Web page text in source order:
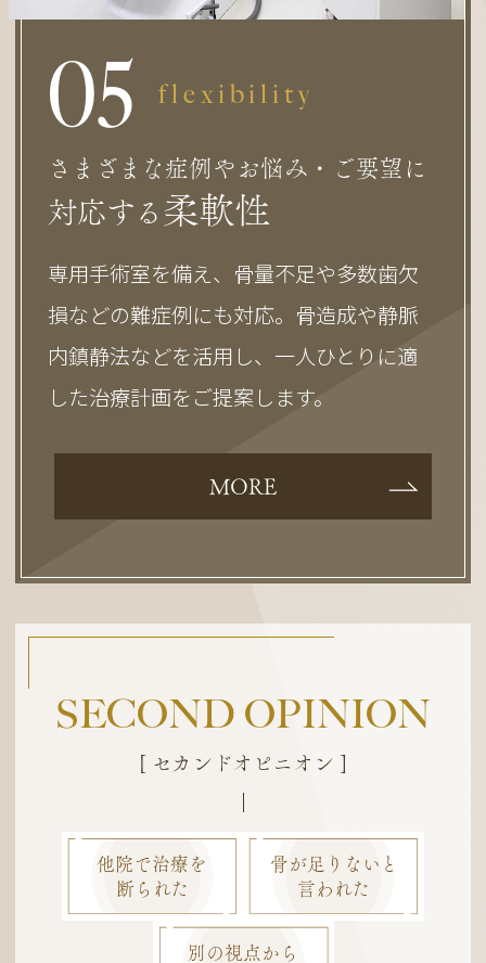
05 flexibility
さまざまな症例やお悩み・ご要望に
対応する 柔軟性
専用手術室を備え、骨量不足や多数歯欠
損などの難症例にも対応。骨造成や静脈
内鎮静法などを活用し、一人ひとりに適
した治療計画をご提案します。
MORE
SECOND OPINION
[ セカンドオピニオン ]
他院で治療を
断られた
骨が足りないと
言われた
別の視点から